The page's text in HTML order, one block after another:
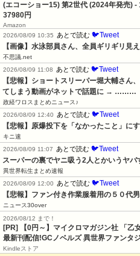
(エコーショー15) 第2世代 (2024年発売)
37980円
Amazon
2026/08/09 10:35
あとで読む 🐦Tweet
【画像】水泳部員さん、全員ギリギリ見
不思議.net
2026/08/09 11:08
あとで読む 🐦Tweet
【悲報】ショートスリーパー堀大輔さん
てしまう動画がネットで話題に → ………
政経ワロスまとめニュース♪
2026/08/09 12:40
あとで読む 🐦Tweet
【悲報】原爆投下を「なかったこと」に
キニ速
2026/08/09 11:07
あとで読む 🐦Tweet
スーパーの裏でヤニ吸う2人とかいうヤ
異世界転生まとめ速報
2026/08/09 12:00
あとで読む 🐦Tweet
【悲報】ファン付き作業服着用の５０代
ニュース30over
2026/08/12 まで！
[PR] 【0円～】マイクロマガジン社 「乙
最新刊配信!GCノベルズ 異世界ファンタ
Kindleストア